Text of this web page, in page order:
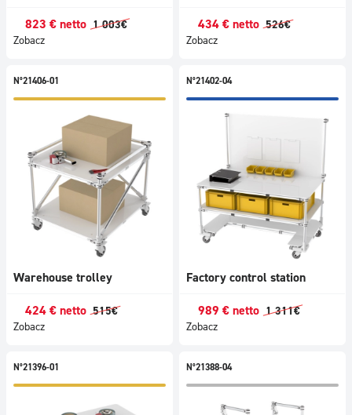
823 € netto 1 003€
Zobacz
434 € netto 526€
Zobacz
N°21406-01
Warehouse trolley
424 € netto 515€
Zobacz
N°21402-04
Factory control station
989 € netto 1 311€
Zobacz
N°21396-01 N°21388-04